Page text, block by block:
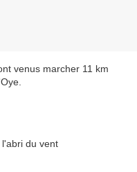
venus marcher 11 km
du vent